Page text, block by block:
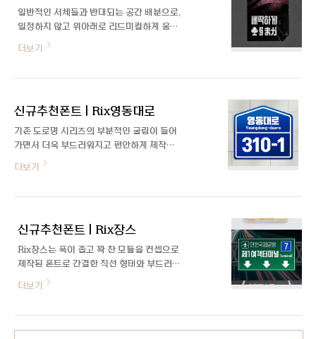
일반적인 서체들과 반대되는 공간 배분으로,
일정하지 않고 위아래로 리드미컬하게 움직
이는 글줄이 특징입니다. 꽉 찬 모듈과 디테
일한 굵기가 강한 임팩트를 전달하며, 모듈
더보기
신규추천폰트 | Rix영동대로
기존 도로명 시리즈의 부분적인 굴림이 들어
가면서 더욱 부드러워지고 편안하게 제작하
였습니다. 꽉 찬 모듈과 디테일한 굵기로 강
한 임팩트를 전달하며, 유려한 곡선을 통해
더보기
신규추천폰트 | Rix장스
Rix장스는 폭이 좁고 꽉 찬 모듈을 컨셉으로
제작된 폰트로 간결한 직선 형태와 부드러운
라운드 스킨을 적용하였고, 글자의 폭이 좁아
져 불안정한 형태 및 굵기에 가변을 사용하여
더보기